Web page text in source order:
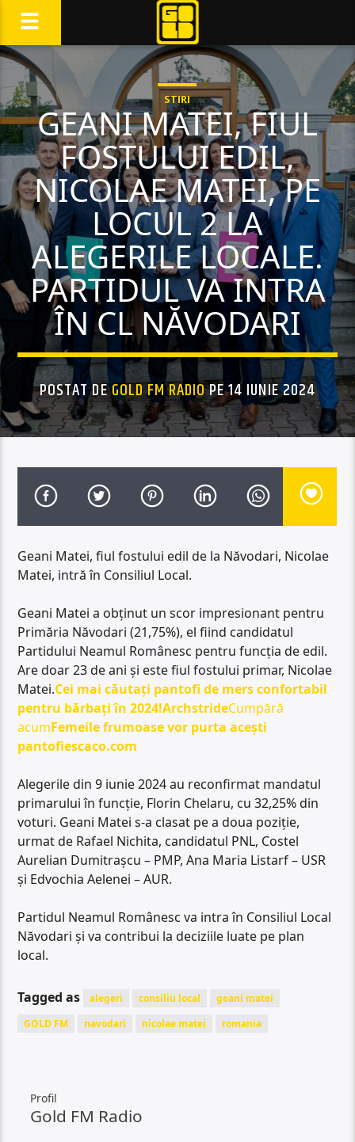
STIRI
GEANI MATEI, FIUL
FOSTULUI EDIL,
NICOLAE MATEI, PE
LOCUL 2 LA
ALEGERILE LOCALE.
PARTIDUL VA INTRA
ÎN CL NĂVODARI
POSTAT DEGOLD FM RADIOPE 14 IUNIE 2024
Geani Matei, fiul fostului edil de la Năvodari, Nicolae
Matei, intră în Consiliul Local.
Geani Matei a obținut un scor impresionant pentru
Primăria Năvodari (21,75%), el fiind candidatul
Partidului Neamul Românesc pentru funcția de edil.
Are doar 23 de ani și este fiul fostului primar, Nicolae
Matei.Cei mai căutați pantofi de mers confortabil
pentru bărbați în 2024!ArchstrideCumpără
acumFemeile frumoase vor purta acești
pantofiescaco.com
Alegerile din 9 iunie 2024 au reconfirmat mandatul
primarului în funcție, Florin Chelaru, cu 32,25% din
voturi. Geani Matei s-a clasat pe a doua poziție,
urmat de Rafael Nichita, candidatul PNL, Costel
Aurelian Dumitrașcu – PMP, Ana Maria Listarf – USR
și Edvochia Aelenei – AUR.
Partidul Neamul Românesc va intra în Consiliul Local
Năvodari și va contribui la deciziile luate pe plan
local.
Tagged as alegeri consiliu local
geani matei
GOLD FM
navodari nicolae matei romania
Profil
Gold FM Radio